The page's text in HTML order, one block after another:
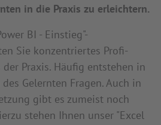
in die Praxis zu erleichtern.
BI - Einstieg"-
Sie konzentriertes Profi-
Praxis. Häufig entstehen in
Gelernten Fragen. Auch in
gibt es zumeist noch
stehen Ihnen unser "Excel